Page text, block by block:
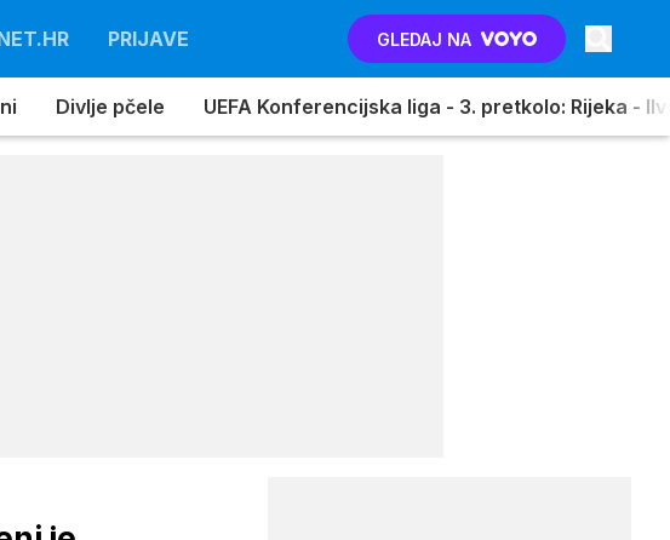
PRIJAVE GLEDAJ NA
Divlje pčele UEFA Konferencijska liga - 3. pretkolo: Rijeka -